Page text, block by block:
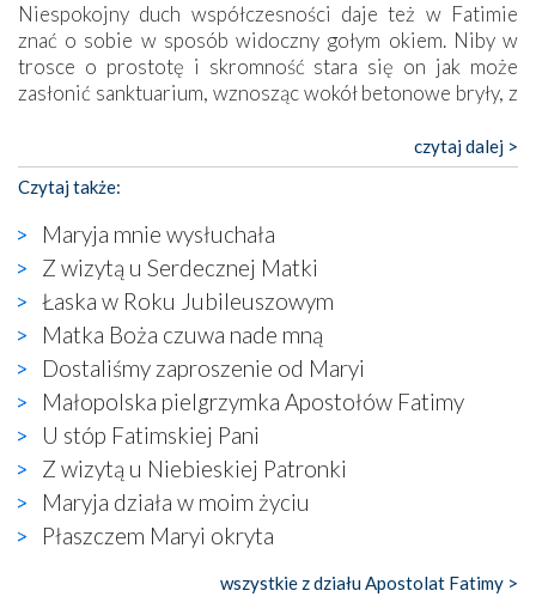
Niespokojny duch współczesności daje też w Fatimie
znać o sobie w sposób widoczny gołym okiem. Niby w
trosce o prostotę i skromność stara się on jak może
zasłonić sanktuarium, wznosząc wokół betonowe bryły, z
katolickiego kultu. Tylko co wspólnego z żywą,
autentyczną wiarą mogą mieć płaskie, szare bunkry albo
kaplice, w których Tabernakulum przypomina bardziej
skrzynkę na narzędzia? Albo co powiedzieć o ustawionym
tuż przy nowej bazylice wielkim krzyżu, na którym
zamiast Chrystusa umieszczono dziwaczną postać jakby
wyjętą ze starożytnych hieroglifów? W kulturowym
kontekście naszych czasów to raczej karykatura niż godny
wizerunek Zbawiciela…
Zatem nawet w bezpośrednim otoczeniu sanktuarium
naocznie przekonaliśmy się, że wewnątrz Kościoła toczy
się ogromna walka o kształt katolicyzmu i o serca
wierzących. Do czego to zmaganie może prowadzić,
widzieliśmy w urokliwym, niewielkim mieście Obidos,
gdzie w miejscu dawnego kościoła działa dzisiaj…
księgarnia.
Nasze pielgrzymkowe wyprawy, których celem były
czytaj dalej >
Czytaj także:
Maryja mnie wysłuchała
Z wizytą u Serdecznej Matki
Łaska w Roku Jubileuszowym
Matka Boża czuwa nade mną
Dostaliśmy zaproszenie od Maryi
Małopolska pielgrzymka Apostołów Fatimy
U stóp Fatimskiej Pani
Z wizytą u Niebieskiej Patronki
Maryja działa w moim życiu
Płaszczem Maryi okryta
wszystkie z działu Apostolat Fatimy >